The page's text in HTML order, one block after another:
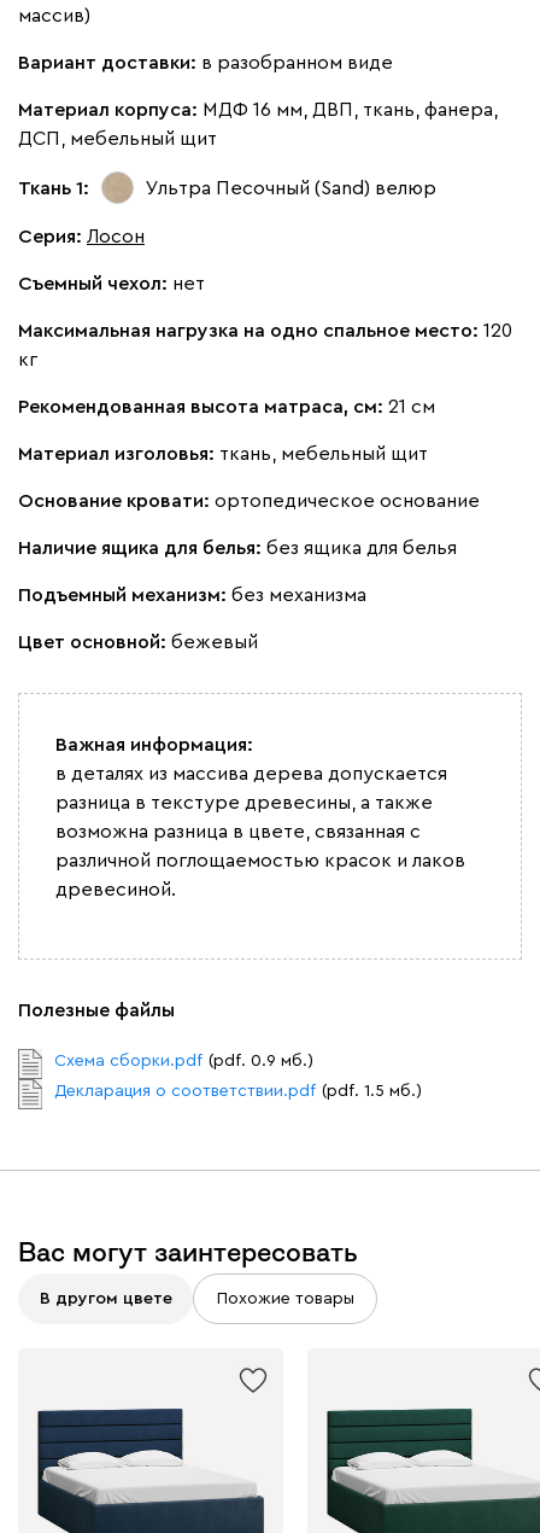
Бежевый
Винтер 2034
Виридис
Букле 2264
Вайт
Альтеа
Бежевый Графит Молочный Серый
массив)
Вариант доставки: в разобранном виде
Материал корпуса: МДФ 16 мм, ДВП, ткань, фанера,
ДСП, мебельный щит
Ткань 1: Ультра Песочный (Sand) велюр
Серия: Лосон
Съемный чехол: нет
Максимальная нагрузка на одно спальное место: 120
кг
Рекомендованная высота матраса, см: 21 см
Материал изголовья: ткань, мебельный щит
Основание кровати: ортопедическое основание
Наличие ящика для белья: без ящика для белья
Подъемный механизм: без механизма
Цвет основной: бежевый
Важная информация:
в деталях из массива дерева допускается
разница в текстуре древесины, а также
возможна разница в цвете, связанная с
различной поглощаемостью красок и лаков
древесиной.
Полезные файлы
Схема сборки.pdf (pdf. 0.9 мб.)
Декларация о соответствии.pdf (pdf. 1.5 мб.)
Вас могут заинтересовать
В другом цвете Похожие товары